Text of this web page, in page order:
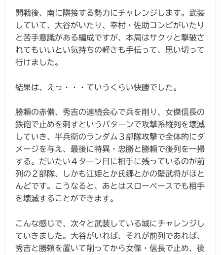
開戦後、南に隣接する勢力にチャレンジします。武装
していて、大谷がいたり、幸村・佐助コンビがいたり
と苦手意識がある編成ですが、本局はサクッと撃破さ
れてもいいとい気持ちの軽さも手伝って、思い切って
行けました。
結果は、えっ・・・ていうくらい快勝でした。
勝頼の赤備、秀吉の連続会心で兵を削り、女傑信長の
鉄砲で止めを刺すというパターンで攻撃系縦列を壊滅
していき、半兵衛のランダム３部隊攻撃で全体的にダ
メージを与え、最後に特異・忠勝と勝頼で後列を一掃
する。だいたい４ターン目に相手に残っているのが前
列の２部隊、しかも江姫とか氏郷とかの壁武将がほと
んどです。こうなると、あとはスローペースでも相手
を壊滅することができます。
こんな感じで、次々と武装している城にチャレンジし
ていきました。大谷がいれば、それが前列であれば、
秀吉と勝頼を置いて削ってから女傑・信長で止め、後